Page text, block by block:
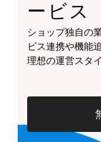
ービス
ショップ独自の
ビス連携や機能
理想の運営スタ